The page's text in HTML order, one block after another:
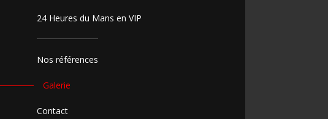
24 Heures du Mans en VIP
Nos références
Galerie
Contact